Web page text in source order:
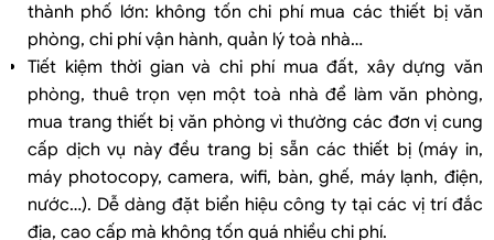
thành phố lớn: không tốn chi phí mua các thiết bị văn
phòng, chi phí vận hành, quản lý toà nhà…
Tiết kiệm thời gian và chi phí mua đất, xây dựng văn
phòng, thuê trọn vẹn một toà nhà để làm văn phòng,
mua trang thiết bị văn phòng vì thường các đơn vị cung
cấp dịch vụ này đều trang bị sẵn các thiết bị (máy in,
máy photocopy, camera, wifi, bàn, ghế, máy lạnh, điện,
nước…). Dễ dàng đặt biển hiệu công ty tại các vị trí đắc
địa, cao cấp mà không tốn quá nhiều chi phí.